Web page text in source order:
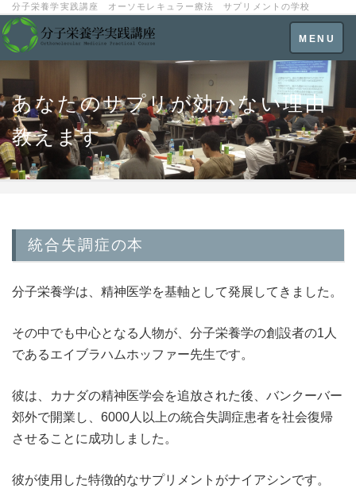
分子栄養学実践講座 オーソモレキュラー療法 サプリメントの学校
Toggle
MENU
あなたのサプリが効かない理由
教えます
統合失調症の本
分子栄養学は、精神医学を基軸として発展してきました。
その中でも中心となる人物が、分子栄養学の創設者の1人
であるエイブラハムホッファー先生です。
彼は、カナダの精神医学会を追放された後、バンクーバー
郊外で開業し、6000人以上の統合失調症患者を社会復帰
させることに成功しました。
彼が使用した特徴的なサプリメントがナイアシンです。